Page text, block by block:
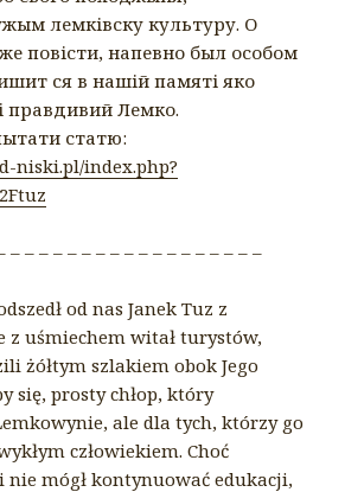
лемківску культуру. О
повісти, напевно был особом
ся в нашій памяті яко
правдивий Лемко.
статю:
niski.pl/index.php?
– – – – – – – – – – – – – – – – – –
od nas Janek Tuz z
z uśmiechem witał turystów,
żółtym szlakiem obok Jego
się, prosty chłop, który
ale dla tych, którzy go
człowiekiem. Choć
nie mógł kontynuować edukacji,